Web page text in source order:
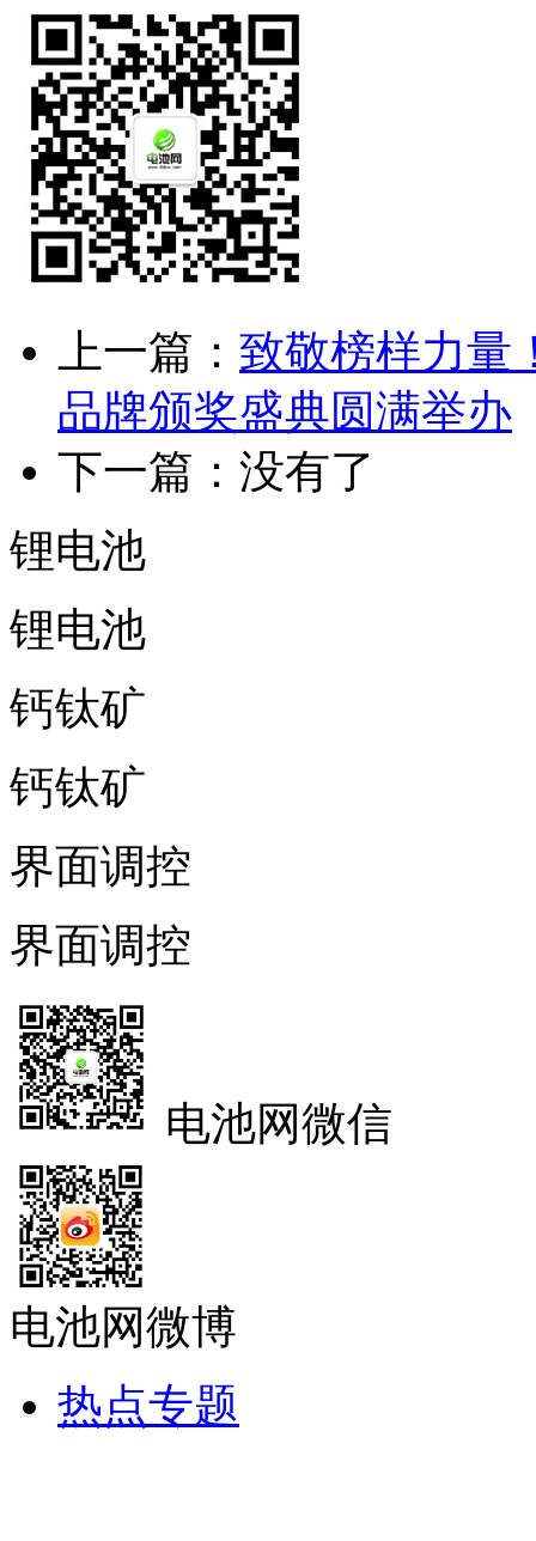
上一篇： 致敬榜样力量
品牌颁奖盛典圆满举办
下一篇：没有了
锂电池
锂电池
钙钛矿
钙钛矿
界面调控
界面调控
电池网微信
电池网微博
热点专题